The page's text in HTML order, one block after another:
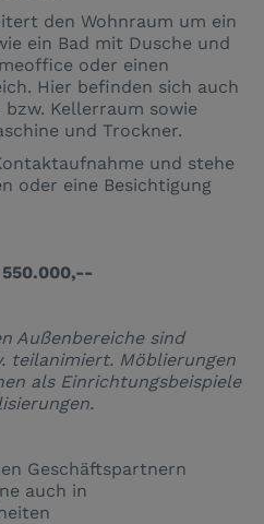
den Wohnraum um ein
ein Bad mit Dusche und
oder einen
Hier befinden sich auch
Kellerraum sowie
und Trockner.
und stehe
oder eine Besichtigung
Außenbereiche sind
teilanimiert. Möblierungen
als Einrichtungsbeispiele
Geschäftspartnern
auch in